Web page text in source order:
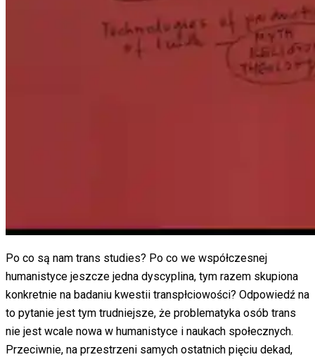
Po co są nam trans studies? Po co we współczesnej
humanistyce jeszcze jedna dyscyplina, tym razem skupiona
konkretnie na badaniu kwestii transpłciowości? Odpowiedź na
to pytanie jest tym trudniejsze, że problematyka osób trans
nie jest wcale nowa w humanistyce i naukach społecznych.
Przeciwnie, na przestrzeni samych ostatnich pięciu dekad,